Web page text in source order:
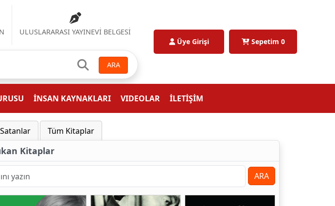
ULUSLARARASI YAYINEVİ BELGESİ
ARA
Üye Girişi Sepetim 0
İNSAN KAYNAKLARI VIDEOLAR İLETİŞİM
Tüm Kitaplar
Kitaplar
ARA